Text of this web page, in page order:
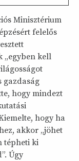
Minisztérium
felelős
„egyben kell
gazdaság
hogy mindezt
hogy ha
akkor „jöhet
tépheti ki
Úgy